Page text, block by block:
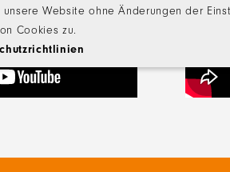
Website ohne Änderungen der
Cookies zu.